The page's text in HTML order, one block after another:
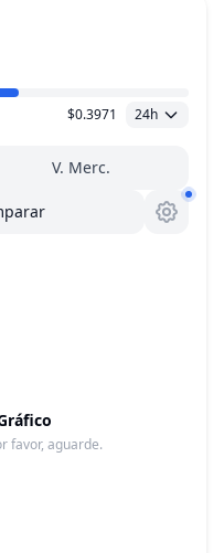
$0.3971 24h
V. Merc.
favor, aguarde.